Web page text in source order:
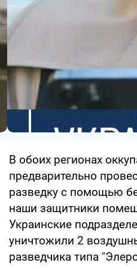
В обоих регионах
предварительно
разведку с помощью
наши защитники
Украинские
уничтожили 2
разведчика типа